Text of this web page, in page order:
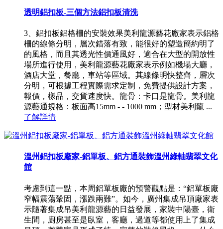
透明鋁扣板-三個方法鋁扣板清洗
3、鋁扣板鋁格柵的安裝效果美利龍源藝花廠家表示鋁格
柵的線條分明，層次錯落有致，能很好的塑造簡約明了
的風格，而且其透光性價通風好，適合在大型的開放性
場所進行使用，美利龍源藝花廠家表示例如機場大廳，
酒店大堂，餐廳，車站等區域。其線條明快整齊，層次
分明，可根據工程實際需求定制，免費提供設計方案，
報價，樣品，交貨速度快。龍骨：卡口是龍骨。美利龍
源藝通規格：板面高15mm - - 1000 mm；型材美利龍 ...
了解詳情
溫州鋁扣板廠家-鋁單板、鋁方通裝飾溫州綠軸翡翠文化
館
考慮到這一點，本周鋁單板廠的預警觀點是：“鋁單板廠
窄幅震蕩鞏固，漲跌兩難”。如今，廣州集成吊頂廠家表
示隨著集成吊美利龍源藝的日益發展，家裝中陽臺，衛
生間，廚房甚至是臥室，客廳，過道等都使用上了集成